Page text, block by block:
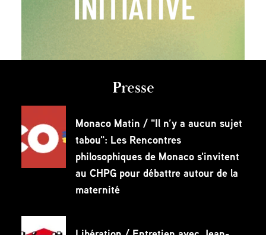
Presse
Monaco Matin / "Il n’y a aucun sujet
tabou": Les Rencontres
philosophiques de Monaco s'invitent
au CHPG pour débattre autour de la
maternité